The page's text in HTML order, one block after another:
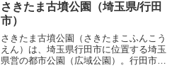
さきたま古墳公園（埼玉県/行田
市）
さきたま古墳公園（さきたまこふんこう
えん）は、埼玉県行田市に位置する埼玉
県営の都市公園（広域公園）。行田市埼